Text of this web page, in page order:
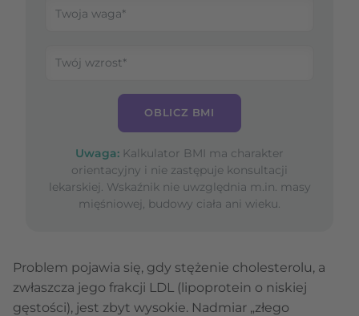
OBLICZ BMI
Uwaga: Kalkulator BMI ma charakter
orientacyjny i nie zastępuje konsultacji
lekarskiej. Wskaźnik nie uwzględnia m.in. masy
mięśniowej, budowy ciała ani wieku.
Problem pojawia się, gdy stężenie cholesterolu, a
zwłaszcza jego frakcji LDL (lipoprotein o niskiej
gęstości), jest zbyt wysokie. Nadmiar „złego